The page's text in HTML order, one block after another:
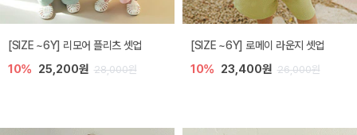
[SIZE ~6Y] 리모어 플리츠 셋업
10% 25,200원 28,000원
[SIZE ~6Y] 로메이 라운지 셋업
10% 23,400원 26,000원